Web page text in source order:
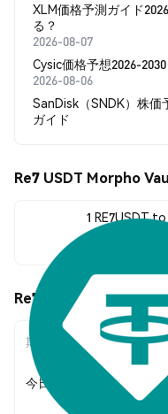
XLM価格予測ガイド
る？
2026-08-07
Cysic価格予想2026-
2026-08-06
SanDisk（SNDK）株価
ガイド
Re7 USDT Morpho
1 RE7USDT
Re7 USDT Morpho
期間 金
今日